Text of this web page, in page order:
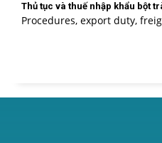
Thủ tục và thuế nhập khẩu bột
Procedures, export duty,